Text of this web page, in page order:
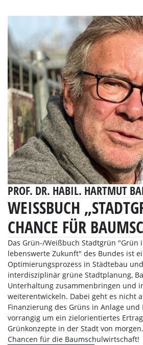
PROF. DR. HABIL. HARTMUT
WEISSBUCH
HANCE FÜR
Das Grün-/Weißbuch Stadtgrün "Grün
lebenswerte Zukunft" des Bundes ist
Optimierungsprozess in Städtebau
interdisziplinär grüne Stadtplanung,
Unterhaltung zusammenbringen und
weiterentwickeln. Dabei geht es nicht
Finanzierung des Grüns in Anlage und
vorrangig um ein zielorientiertes
Grünkonzepte in der Stadt von
Chancen für die Baumschulwirtschaft!